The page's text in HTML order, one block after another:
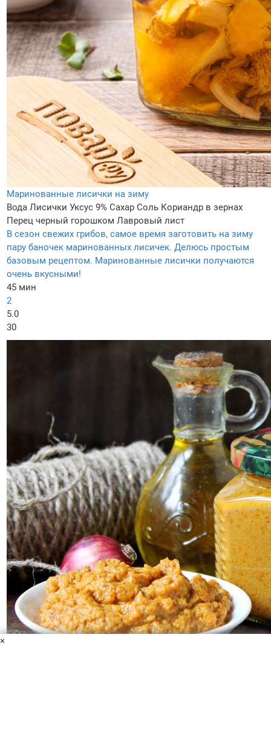
Маринованные лисички на зиму
Вода Лисички Уксус 9% Сахар Соль Кориандр в зернах
Перец черный горошком Лавровый лист
В сезон свежих грибов, самое время заготовить на зиму
пару баночек маринованных лисичек. Делюсь простым
базовым рецептом. Маринованные лисички получаются
очень вкусными!
45 мин
2
5.0
30
×